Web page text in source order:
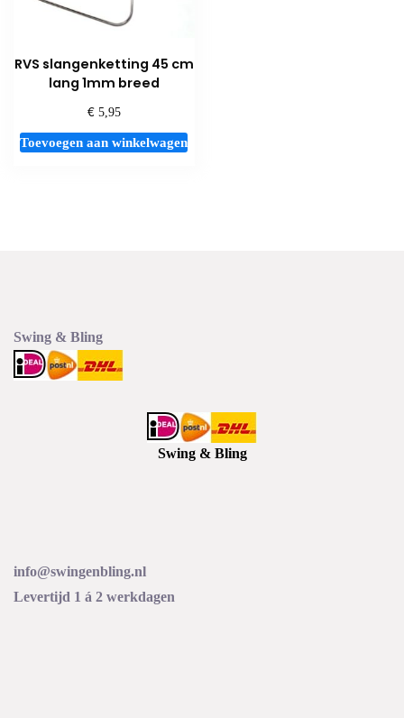
RVS slangenketting 45 cm
lang 1mm breed
€5,95
Toevoegen aan winkelwagen
Swing & Bling
Swing & Bling
info@swingenbling.nl
Levertijd 1 á 2 werkdagen